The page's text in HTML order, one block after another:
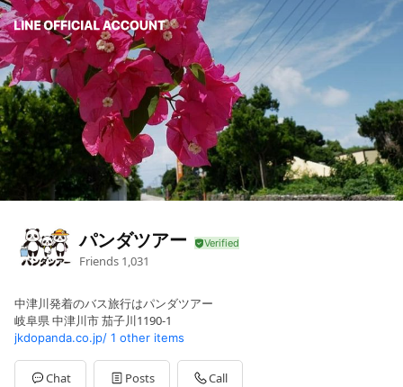
パンダツアー
Friends 1,031
中津川発着のバス旅行はパンダツアー
岐阜県 中津川市 茄子川1190-1
jkdopanda.co.jp/ 1 other items
Chat Posts Call